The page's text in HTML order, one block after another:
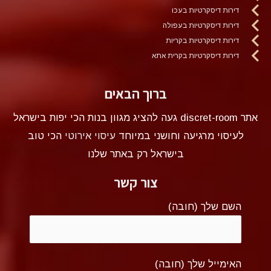
דירות דיסקרטיות בעכו
דירות דיסקרטיות בעפולה
דירות דיסקרטיות בקריות
דירות דיסקרטיות בקרית אתא
ברוך הבאים
אתר discret-room געה להציג מגוון בנות הכי יפות בישראל
לעיסוי מרגיעה וחושני במיוחדעיסוי אירוטי הכי טוב
בישראל רק באתר שלנו
צור קשר
השם שלך (חובה)
האימייל שלך (חובה)